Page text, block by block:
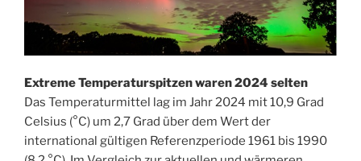
Extreme Temperaturspitzen waren 2024 selten
Das Temperaturmittel lag im Jahr 2024 mit 10,9 Grad
Celsius (°C) um 2,7 Grad über dem Wert der
international gültigen Referenzperiode 1961 bis 1990